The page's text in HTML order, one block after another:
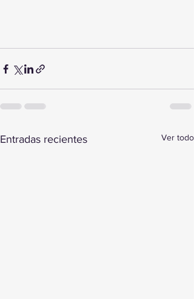
Entradas recientes Ver todo